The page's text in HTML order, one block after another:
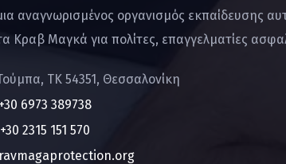
οργανισμός εκπαίδευσης
Μαγκά για πολίτες, επαγγελματίες
ΤΚ 54351, Θεσσαλονίκη
+30 6973 389738
+30 2315 151 570